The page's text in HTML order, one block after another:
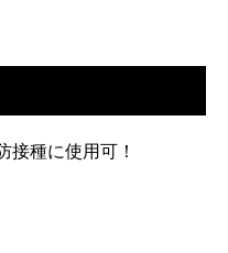
接種に使用可！